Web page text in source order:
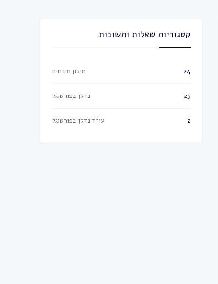
קטגוריות שאלות ותשובות
מילון מונחים 24
נדלן בפורטוגל 23
עו״ד נדלן בפורטוגל 2